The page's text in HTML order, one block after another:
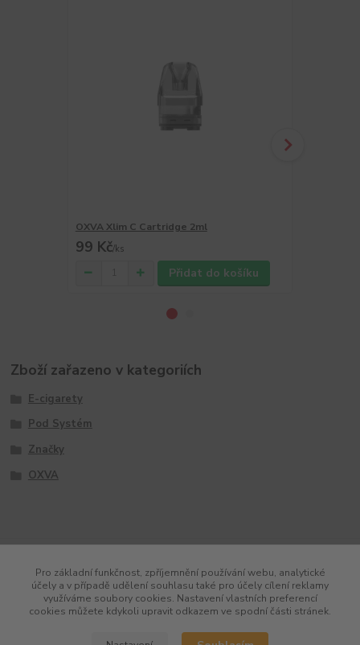
OXVA Xlim C Cartridge 2ml
99 Kč/ks
Přidat do košíku
Zboží zařazeno v kategoriích
E-cigarety
Pod Systém
Značky
OXVA
Pro základní funkčnost, zpříjemnění používání webu, analytické
účely a v případě udělení souhlasu také pro účely cílení reklamy
využíváme soubory cookies. Nastavení vlastních preferencí
cookies můžete kdykoli upravit odkazem ve spodní části stránek.